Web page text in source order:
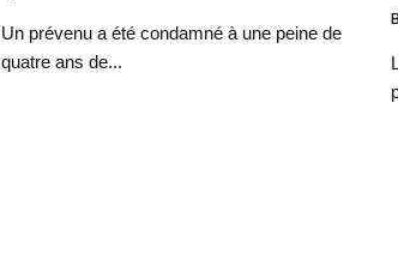
Un prévenu a été condamné à une peine de
quatre ans de...